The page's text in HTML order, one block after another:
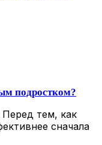
подростком?
Перед тем, как
сначала